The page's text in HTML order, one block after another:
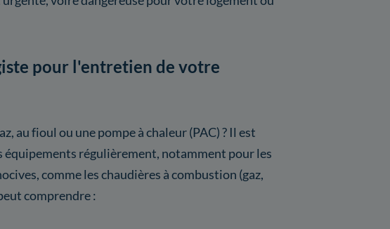
pour l'entretien de votre
au fioul ou une pompe à chaleur (PAC) ? Il est
régulièrement, notamment pour les
comme les chaudières à combustion (gaz,
comprendre :